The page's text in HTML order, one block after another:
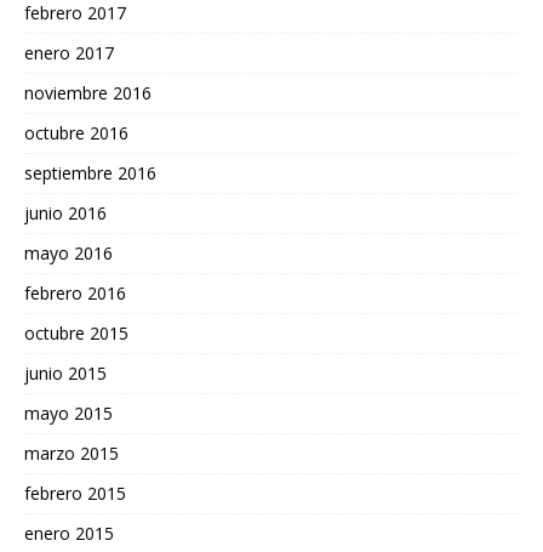
febrero 2017
enero 2017
noviembre 2016
octubre 2016
septiembre 2016
junio 2016
mayo 2016
febrero 2016
octubre 2015
junio 2015
mayo 2015
marzo 2015
febrero 2015
enero 2015